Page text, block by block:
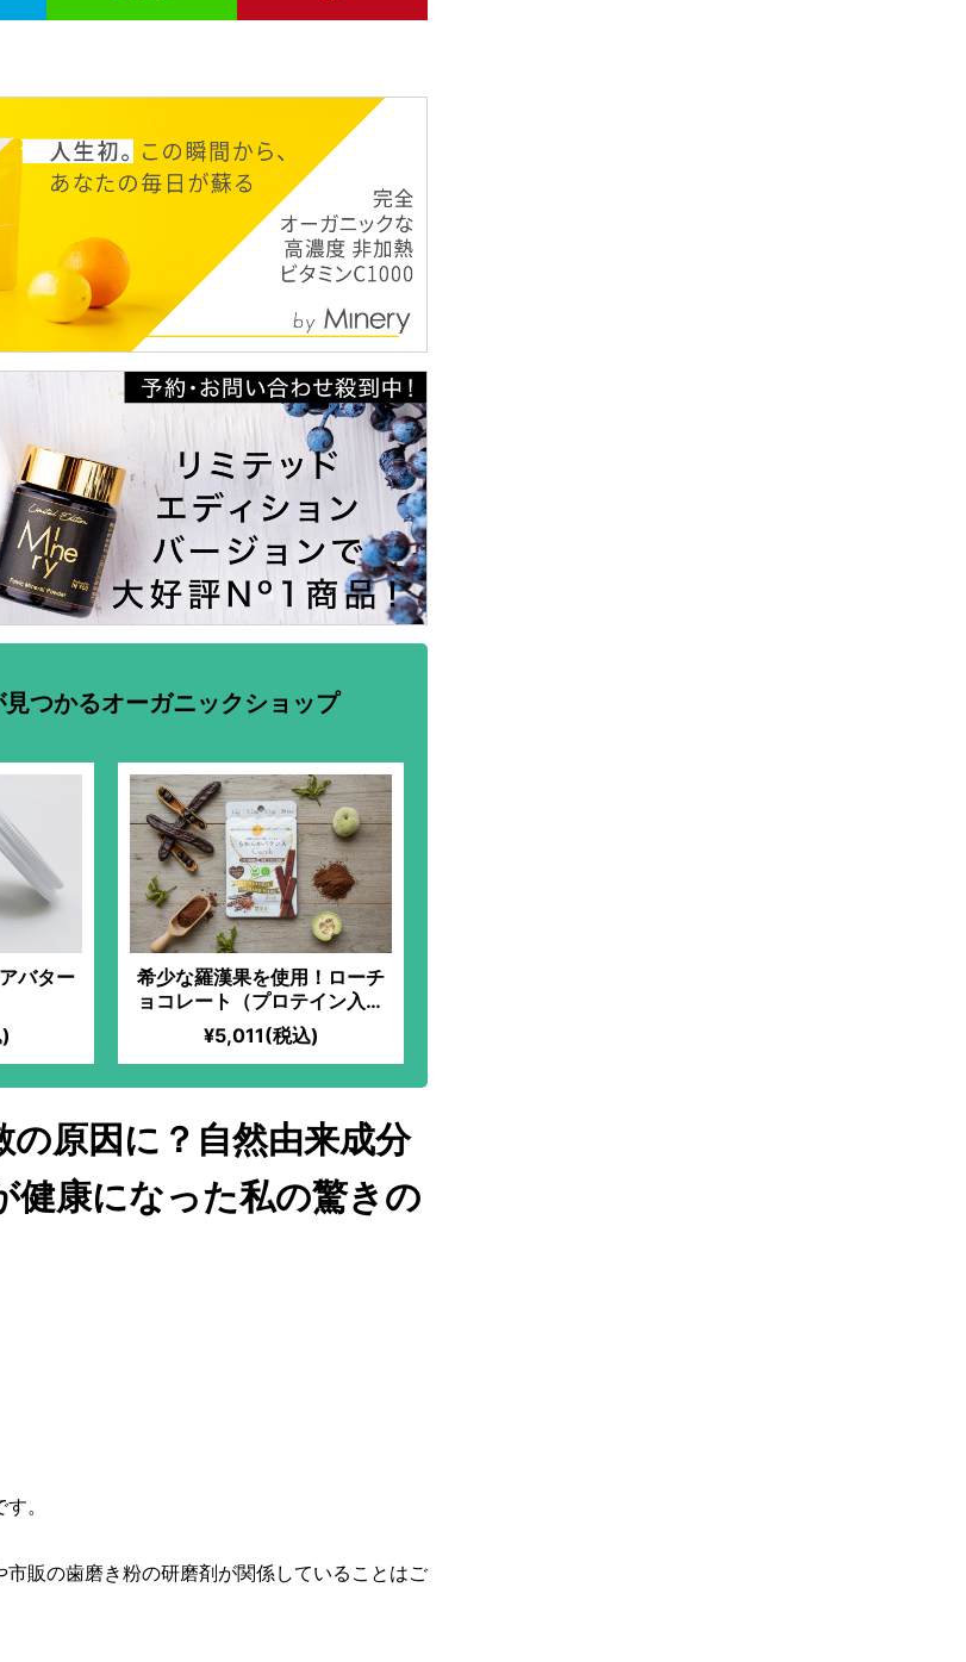
つかるオーガニックショップ
バター
希少な羅漢果を使用！ローチ
ョコレート（プロテイン入）
【キャロブ】
¥5,011(税込)
原因に？自然由来成分
健康になった私の驚きの
す。
販の歯磨き粉の研磨剤が関係していることはご